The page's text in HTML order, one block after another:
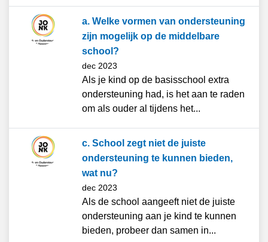
a. Welke vormen van ondersteuning
zijn mogelijk op de middelbare
school?
dec 2023
Als je kind op de basisschool extra
ondersteuning had, is het aan te raden
om als ouder al tijdens het...
c. School zegt niet de juiste
ondersteuning te kunnen bieden,
wat nu?
dec 2023
Als de school aangeeft niet de juiste
ondersteuning aan je kind te kunnen
bieden, probeer dan samen in...